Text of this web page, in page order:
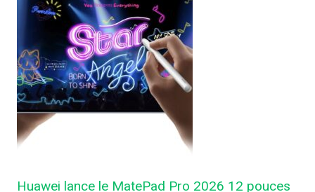
Huawei lance le MatePad Pro 2026 12 pouces